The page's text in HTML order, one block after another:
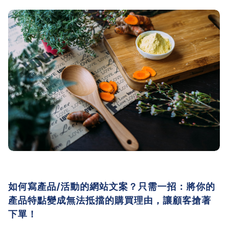
如何寫產品/活動的網站文案？只需一招：將你的
產品特點變成無法抵擋的購買理由，讓顧客搶著
下單！